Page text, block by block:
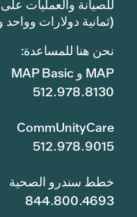
(ثمانية دولارات وواحد
نحن هنا للمساعدة:
MAP و MAP Basic
512.978.8130
CommUnityCare
512.978.9015
خطط سندرو الصحية
844.800.4693